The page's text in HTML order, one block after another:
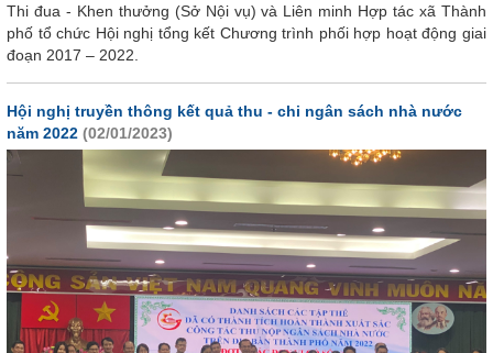
Thi đua - Khen thưởng (Sở Nội vụ) và Liên minh Hợp tác xã Thành
phố tổ chức Hội nghị tổng kết Chương trình phối hợp hoạt động giai
đoạn 2017 – 2022.
Hội nghị truyền thông kết quả thu - chi ngân sách nhà nước
năm 2022 (02/01/2023)